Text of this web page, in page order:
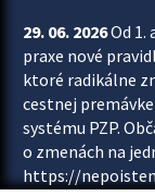
29. 06. 2026Od 1.
praxe nové
ktoré radikálne
cestnej
systému PZP.
o zmenách na
https://